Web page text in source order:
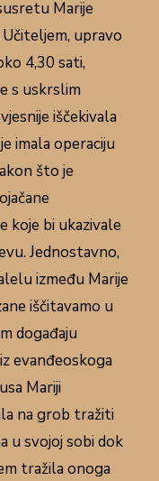
Marije
upravo
4,30 sati,
s uskrslim
iščekivala
imala operaciju
što je
koje bi ukazivale
Jednostavno,
između Marije
iščitavamo u
događaju
evanđeoskoga
Mariji
na grob tražiti
u svojoj sobi dok
tražila onoga